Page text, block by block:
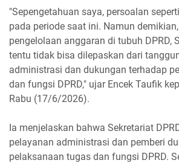
"Sepengetahuan saya, persoalan
pada periode saat ini. Namun
pengelolaan anggaran di tubuh DPRD,
tentu tidak bisa dilepaskan dari
administrasi dan dukungan terhadap
dan fungsi DPRD," ujar Encek Taufik
Rabu (17/6/2026).
Ia menjelaskan bahwa Sekretariat
pelayanan administrasi dan pemberi
pelaksanaan tugas dan fungsi DPRD.